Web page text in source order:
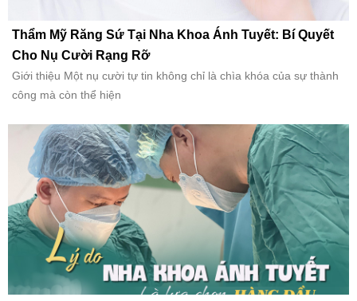
Thẩm Mỹ Răng Sứ Tại Nha Khoa Ánh Tuyết: Bí Quyết
Cho Nụ Cười Rạng Rỡ
Giới thiệu Một nụ cười tự tin không chỉ là chìa khóa của sự thành
công mà còn thể hiện